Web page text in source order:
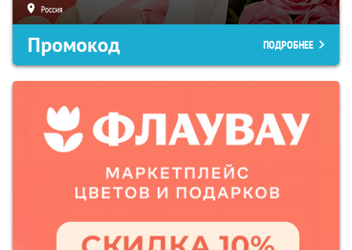
Россия
Промокод ПОДРОБНЕЕ